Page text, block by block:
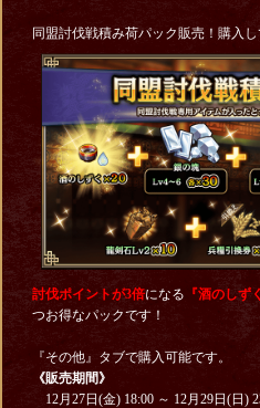
同盟討伐戦積み荷パック販売！購入
討伐ポイントが3倍になる 『酒のしず
つお得なパックです！
『その他』タブで購入可能です。
《販売期間》
12月27日(金) 18:00 ～ 12月29日(日)